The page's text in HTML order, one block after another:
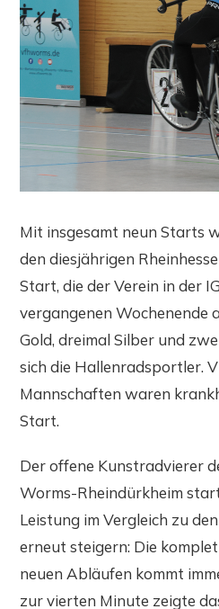
Mit insgesamt neun Starts
den diesjährigen
Start, die der Verein in der
vergangenen Wochenende
Gold, dreimal Silber und
sich die Hallenradsportler.
Mannschaften waren
Start.
Der offene Kunstradvierer
Worms-Rheindürkheim
Leistung im Vergleich zu
erneut steigern: Die
neuen Abläufen kommt
zur vierten Minute zeigte